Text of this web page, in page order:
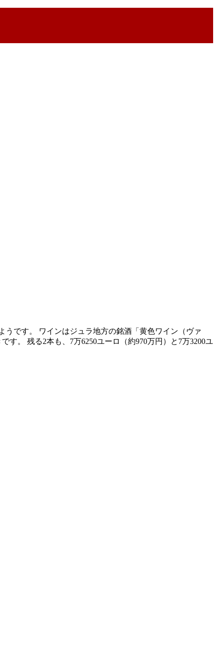
うです。 ワインはジュラ地方の銘酒「黄色ワイン（ヴァ
す。 残る2本も、7万6250ユーロ（約970万円）と7万3200ユ